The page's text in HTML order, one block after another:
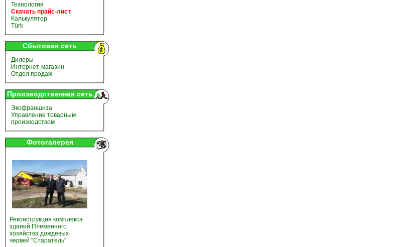
Технология
Скачать прайс-лист
Калькулятор
Türk
Сбытовая сеть
Дилеры
Интернет-магазин
Отдел продаж
Производственная сеть
Экофраншиза
Управление товарным
производством
Фотогалерея
Реконструкция комплекса
зданий Племенного
хозяйства дождевых
червей "Старатель"